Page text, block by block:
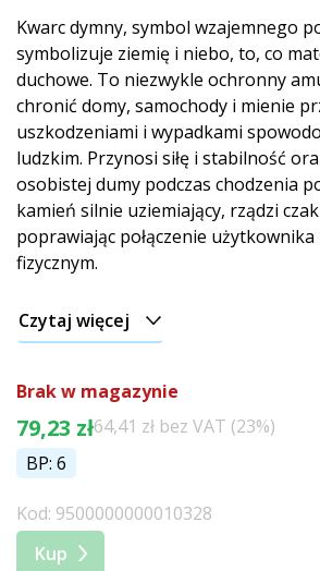
Kwarc dymny, symbol wzajemnego
symbolizuje ziemię i niebo, to, co
duchowe. To niezwykle ochronny
chronić domy, samochody i mienie
uszkodzeniami i wypadkami
ludzkim. Przynosi siłę i stabilność
osobistej dumy podczas chodzenia
kamień silnie uziemiający, rządzi
poprawiając połączenie użytkownika
fizycznym.
Czytaj więcej
Brak w magazynie
79,23 zł64,41 zł bez VAT (23%)
BP: 6
Kod: 9500000000010328
Kup